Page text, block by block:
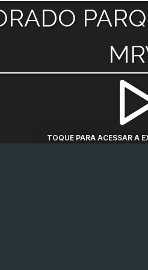
TOQUE PARA ACESSAR A